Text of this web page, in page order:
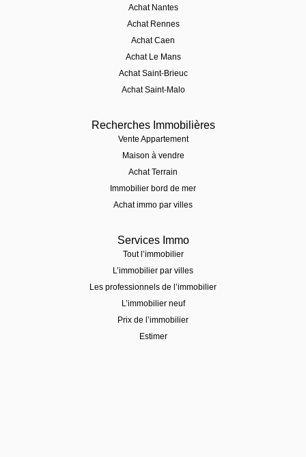
Achat Nantes
Achat Rennes
Achat Caen
Achat Le Mans
Achat Saint-Brieuc
Achat Saint-Malo
Recherches Immobilières
Vente Appartement
Maison à vendre
Achat Terrain
Immobilier bord de mer
Achat immo par villes
Services Immo
Tout l’immobilier
L’immobilier par villes
Les professionnels de l’immobilier
L’immobilier neuf
Prix de l’immobilier
Estimer